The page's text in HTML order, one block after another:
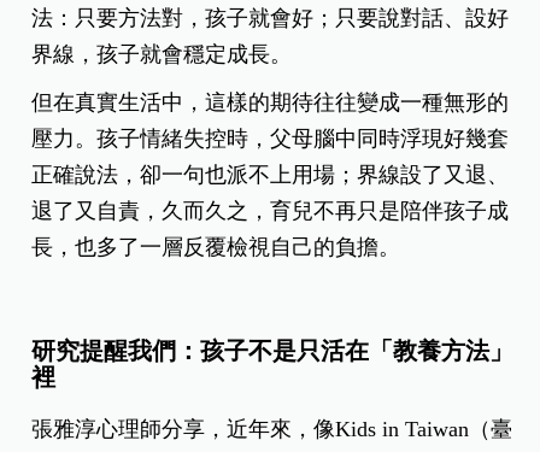
法：只要方法對，孩子就會好； 只要說對話、設好
界線，孩子就會穩定成長。
但在真實生活中，這樣的期待往往變成一種無形的
壓力。孩子情緒失控時，父母腦中同時浮現好幾套
正確說法，卻一句也派不上用場；界線設了又退、
退了又自責，久而久之，育兒不再只是陪伴孩子成
長，也多了一層反覆檢視自己的負擔。
研究提醒我們：孩子不是只活在「教養方法」
裡
張雅淳心理師分享，近年來，像Kids in Taiwan（臺